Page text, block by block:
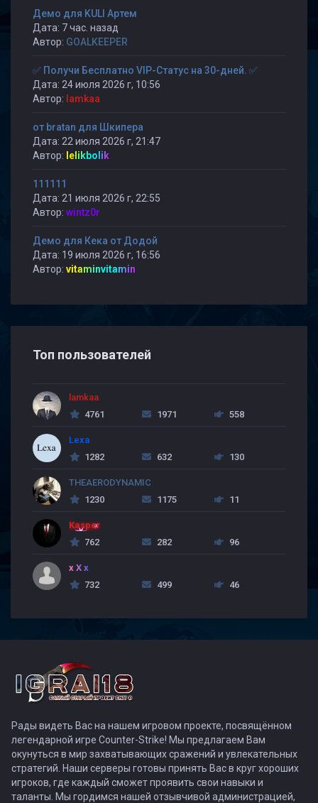
Демо для KULI Артем
Дата: 7 час. назад
Автор: GOALKEEPER
✅ Получи Бесплатно VIP-Статус на 30-дней. ✅
Дата: 24 июля 2026 г, 10:56
Автор: lamkaa
от bratan для Шкипера
Дата: 22 июля 2026 г, 21:47
Автор: lelikbolik
111111
Дата: 21 июля 2026 г, 22:55
Автор: wintz0r
Демо для Кека от Додой
Дата: 19 июля 2026 г, 16:56
Автор: vitaminvitamin
Топ пользователей
lamkaa
4761
1971 558
Lexa
1282
632 130
THEAERODYNAMIC
1230
1175 11
Kasper
762
282 96
x X x
732
499 46
Рады видеть Вас на нашем игровом проекте, посвящённом
легендарной игре Counter-Strike! Мы предлагаем Вам
окунуться в мир захватывающих сражений и увлекательных
стратегий. Наши серверы готовы принять Вас в круг хороших
игроков, где каждый сможет проявить свои навыки и
таланты. Мы гордимся нашей отзывчивой администрацией,